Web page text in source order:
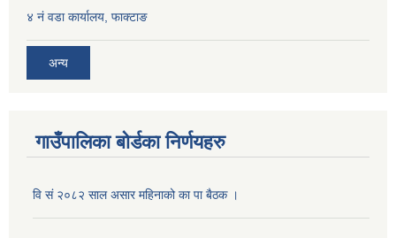
४ नं वडा कार्यालय, फाक्टाङ
अन्य
गाउँपालिका बोर्डका निर्णयहरु
वि सं २०८२ साल असार महिनाको का पा बैठक ।